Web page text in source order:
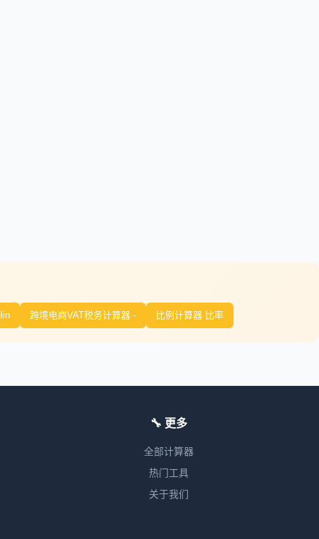
跨境电商VAT税务计算器 - 比例计算器 比率
🔧 更多
全部计算器
热门工具
关于我们